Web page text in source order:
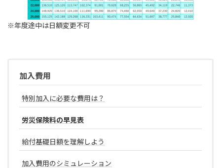
※年度途中は日額変更不可
加入費用
特別加入に必要な費用は？
労災保険料の早見表
給付基礎日額を理解しよう
加入費用のシミュレーション